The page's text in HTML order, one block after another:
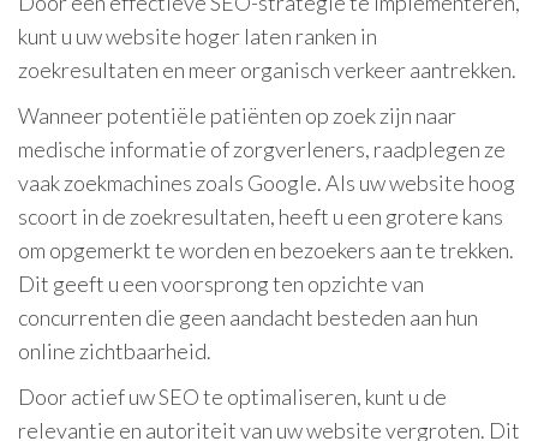
kunt u uw website hoger laten ranken in
zoekresultaten en meer organisch verkeer aantrekken.
Wanneer potentiële patiënten op zoek zijn naar
medische informatie of zorgverleners, raadplegen ze
vaak zoekmachines zoals Google. Als uw website hoog
scoort in de zoekresultaten, heeft u een grotere kans
om opgemerkt te worden en bezoekers aan te trekken.
Dit geeft u een voorsprong ten opzichte van
concurrenten die geen aandacht besteden aan hun
online zichtbaarheid.
Door actief uw SEO te optimaliseren, kunt u de
relevantie en autoriteit van uw website vergroten. Dit